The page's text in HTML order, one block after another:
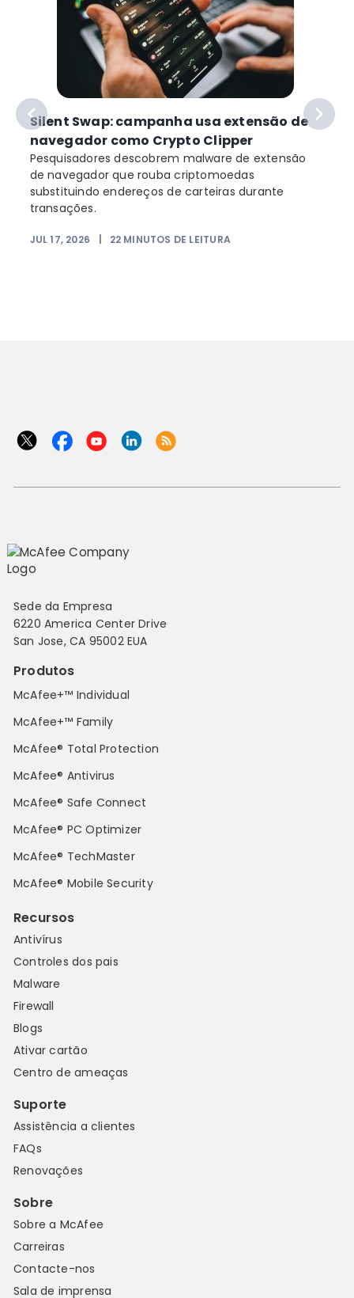
Silent Swap: campanha usa extensão de
navegador como Crypto Clipper
Pesquisadores descobrem malware de extensão
de navegador que rouba criptomoedas
substituindo endereços de carteiras durante
transações.
JUL 17, 2026 22 MINUTOS DE LEITURA
Sede da Empresa
6220 America Center Drive
San Jose, CA 95002 EUA
Produtos
McAfee+™ Individual
McAfee+™ Family
McAfee® Total Protection
McAfee® Antivirus
McAfee® Safe Connect
McAfee® PC Optimizer
McAfee® TechMaster
McAfee® Mobile Security
Recursos
Antivírus
Controles dos pais
Malware
Firewall
Blogs
Ativar cartão
Centro de ameaças
Suporte
Assistência a clientes
FAQs
Renovações
Sobre
Sobre a McAfee
Carreiras
Contacte-nos
Sala de imprensa